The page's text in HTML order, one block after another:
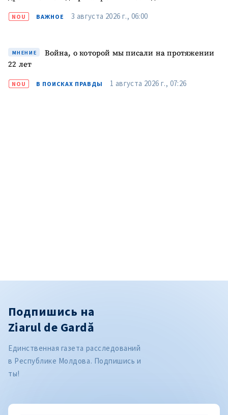
NOU ВАЖНОЕ 3 августа 2026 г., 06:00
МНЕНИЕ
Война, о которой мы писали на протяжении
22 лет
NOU В ПОИСКАХ ПРАВДЫ 1 августа 2026 г., 07:26
Подпишись на
Ziarul de Gardă
Единственная газета расследований
в Республике Молдова. Подпишись и
ты!